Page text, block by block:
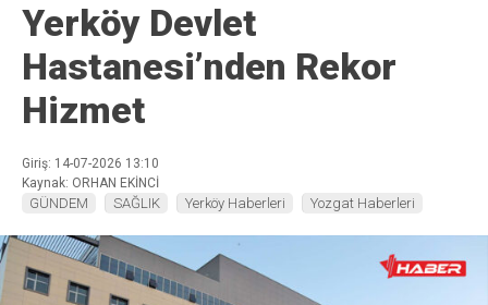
Yerköy Devlet
Hastanesi’nden Rekor
Hizmet
Giriş: 14-07-2026 13:10
Kaynak: ORHAN EKİNCİ
GÜNDEM SAĞLIK Yerköy Haberleri Yozgat Haberleri